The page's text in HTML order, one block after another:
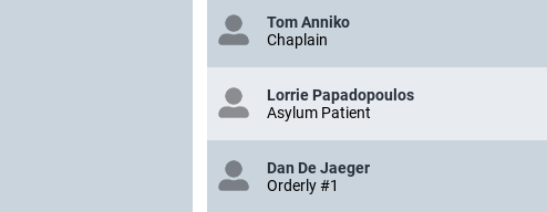
Tom Anniko
Chaplain
Lorrie Papadopoulos
Asylum Patient
Dan De Jaeger
Orderly #1